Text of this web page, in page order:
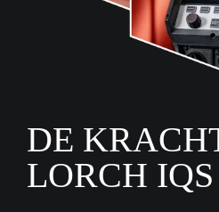
DE
LORCH IQS